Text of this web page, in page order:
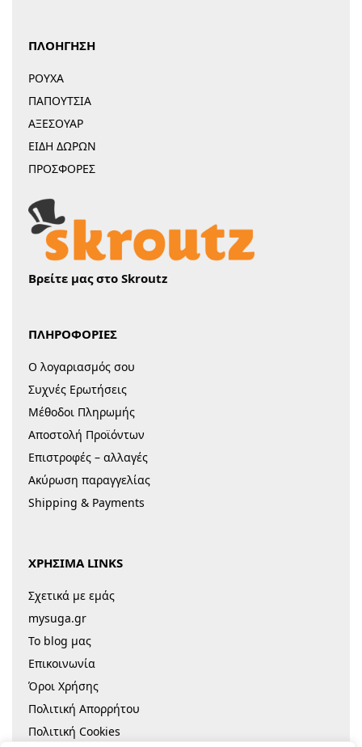
ΠΛΟΗΓΗΣΗ
ΡΟΥΧΑ
ΠΑΠΟΥΤΣΙΑ
ΑΞΕΣΟΥΑΡ
ΕΙΔΗ ΔΩΡΩΝ
ΠΡΟΣΦΟΡΕΣ
Βρείτε μας στο Skroutz
ΠΛΗΡΟΦΟΡΙΕΣ
Ο λογαριασμός σου
Συχνές Ερωτήσεις
Μέθοδοι Πληρωμής
Αποστολή Προϊόντων
Επιστροφές – αλλαγές
Ακύρωση παραγγελίας
Shipping & Payments
ΧΡΗΣΙΜΑ LINKS
Σχετικά με εμάς
mysuga.gr
Το blog μας
Επικοινωνία
Όροι Χρήσης
Πολιτική Απορρήτου
Πολιτική Cookies